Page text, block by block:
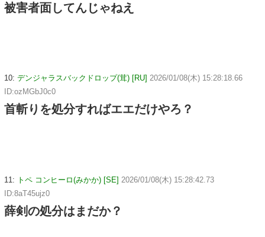
被害者面してんじゃねえ
10: デンジャラスバックドロップ(茸) [RU] 2026/01/08(木) 15:28:18.66
ID:ozMGbJ0c0
首斬りを処分すればエエだけやろ？
11: トペ コンヒーロ(みかか) [SE] 2026/01/08(木) 15:28:42.73
ID:8aT45ujz0
薛剣の処分はまだか？